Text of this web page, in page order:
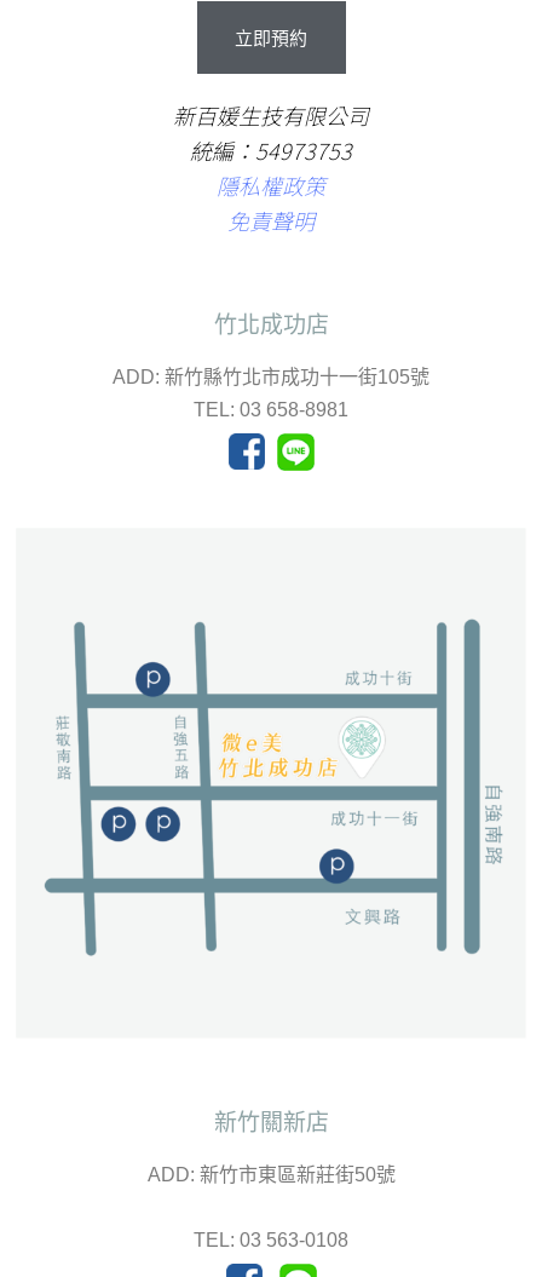
立即預約
新百媛生技有限公司
統編：54973753
隱私權政策
免責聲明
竹北成功店
ADD: 新竹縣竹北市成功十一街105號
TEL: 03 658-8981
新竹關新店
ADD: 新竹市東區新莊街50號
TEL: 03 563-0108